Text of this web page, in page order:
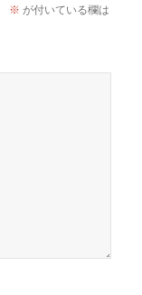
※ が付いている欄は